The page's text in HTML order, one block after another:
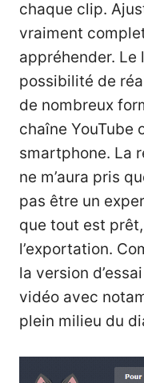
chaque clip.
vraiment
appréhender. Le
possibilité de
de nombreux
chaîne YouTube
smartphone. La
ne m’aura pris
pas être un
que tout est
l’exportation.
la version
vidéo avec
plein milieu du